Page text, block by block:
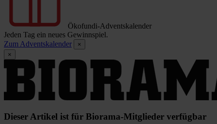
Ökofundi-Adventskalender
Jeden Tag ein neues Gewinnspiel.
Zum Adventskalender
×
×
Dieser Artikel ist für Biorama-Mitglieder verfügbar